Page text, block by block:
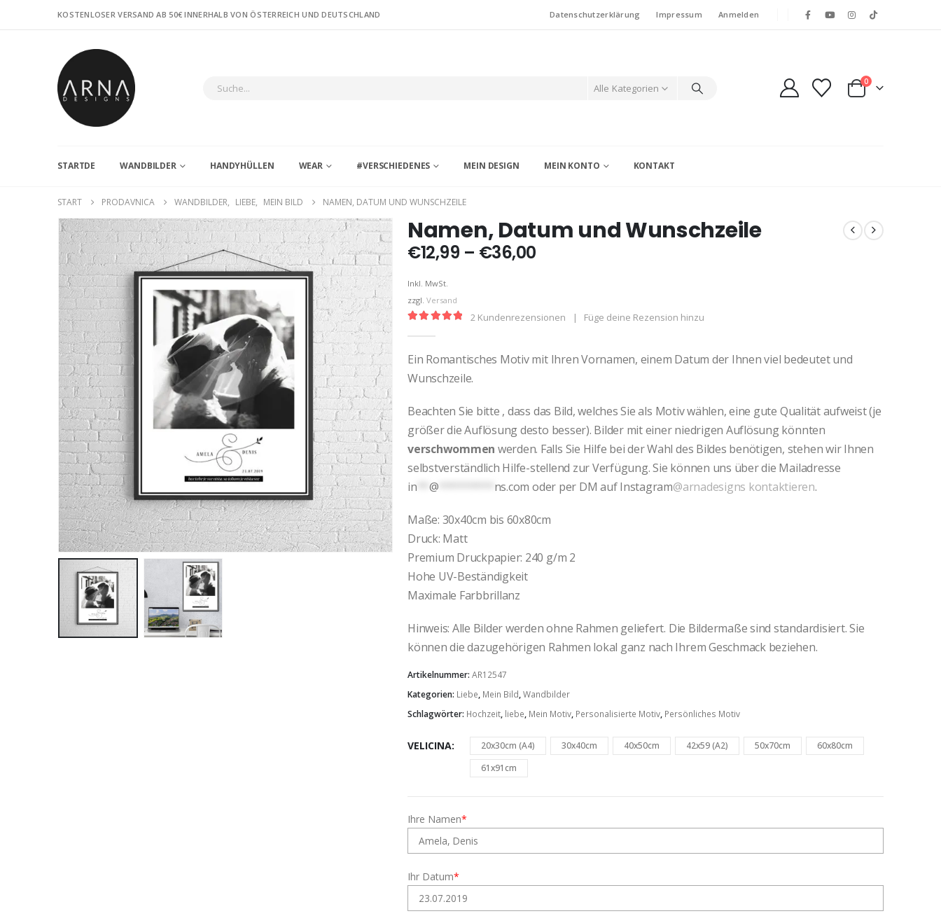
KOSTENLOSER VERSAND AB 50€ INNERHALB VON ÖSTERREICH UND DEUTSCHLAND Datenschutzerklärung Impressum Anmelden
Alle Kategorien
0
STARTDE WANDBILDER HANDYHÜLLEN WEAR #VERSCHIEDENES MEIN DESIGN MEIN KONTO KONTAKT
START PRODAVNICA WANDBILDER, LIEBE, MEIN BILD NAMEN, DATUM UND WUNSCHZEILE
Namen, Datum und Wunschzeile
€12,99 – €36,00Preisspanne:
Inkl. MwSt.
zzgl. Versand
2 Kundenrezensionen | Füge deine Rezension hinzu
Ein Romantisches Motiv mit Ihren Vornamen, einem Datum der Ihnen viel bedeutet und
Wunschzeile.
Beachten Sie bitte , dass das Bild, welches Sie als Motiv wählen, eine gute Qualität aufweist (je
größer die Auflösung desto besser). Bilder mit einer niedrigen Auflösung könnten
verschwommen werden. Falls Sie Hilfe bei der Wahl des Bildes benötigen, stehen wir Ihnen
selbstverständlich Hilfe-stellend zur Verfügung. Sie können uns über die Mailadresse
in **@ ns.com oder per DM auf Instagram@arnadesigns kontaktieren.
Maße: 30x40cm bis 60x80cm
Druck: Matt
Premium Druckpapier: 240 g/m 2
Hohe UV-Beständigkeit
Maximale Farbbrillanz
Hinweis: Alle Bilder werden ohne Rahmen geliefert. Die Bildermaße sind standardisiert. Sie
können die dazugehörigen Rahmen lokal ganz nach Ihrem Geschmack beziehen.
Artikelnummer: AR12547
Kategorien: Liebe, Mein Bild,Wandbilder
Schlagwörter: Hochzeit, liebe, Mein Motiv, Personalisierte Motiv, Persönliches Motiv
VELICINA 20x30cm (A4) 30x40cm 40x50cm 42x59 (A2) 50x70cm
60x80cm
61x91cm
Ihre Namen*
Ihr Datum*